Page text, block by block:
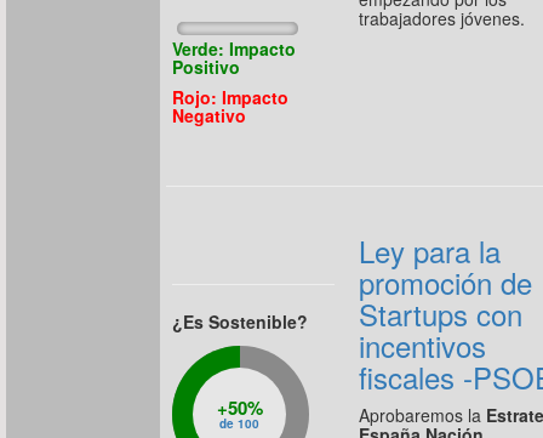
Verde: Impacto
Positivo
Rojo: Impacto
Negativo
trabajadores jóvenes.
¿Es Sostenible?
50%
de 100
Ley para la
promoción de
Startups con
incentivos
fiscales -
Aprobaremos la